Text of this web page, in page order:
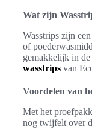
Wat zijn
Wasstrips zijn
of
gemakkelijk in de
wasstrips van
Voordelen van
Met het
nog twijfelt over